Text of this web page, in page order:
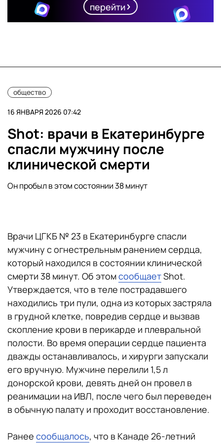
перейти
общество
16 ЯНВАРЯ 2026 07:42
Shot: врачи в Екатеринбурге
спасли мужчину после
клинической смерти
Он пробыл в этом состоянии 38 минут
Врачи ЦГКБ № 23 в Екатеринбурге спасли
мужчину с огнестрельным ранением сердца,
который находился в состоянии клинической
смерти 38 минут. Об этомсообщаетShot.
Утверждается, что в теле пострадавшего
находились три пули, одна из которых застряла
в грудной клетке, повредив сердце и вызвав
скопление крови в перикарде и плевральной
полости. Во время операции сердце пациента
дважды останавливалось, и хирурги запускали
его вручную. Мужчине перелили 1,5 л
донорской крови, девять дней он провел в
реанимации на ИВЛ, после чего был переведен
в обычную палату и проходит восстановление.
Ранее сообщалось, что в Канаде 26-летний